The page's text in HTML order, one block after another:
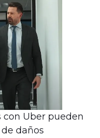
con Uber pueden
daños